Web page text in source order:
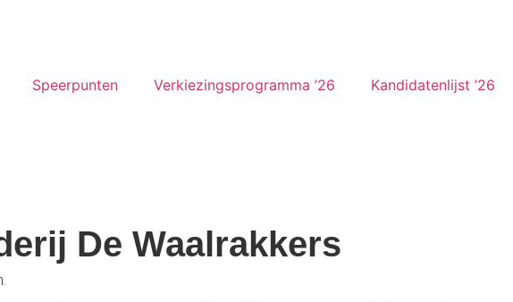
Speerpunten Verkiezingsprogramma ’26 Kandidatenlijst ’26
De Waalrakkers